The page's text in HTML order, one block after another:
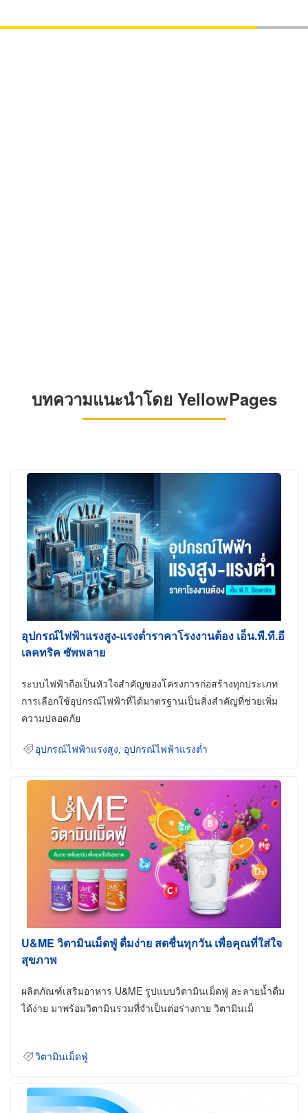
บทความแนะนำโดย YellowPages
อุปกรณ์ไฟฟ้าแรงสูง-แรงต่ำราคาโรงงานต้อง เอ็น.พี.ที.อี
เลคทริค ซัพพลาย
ระบบไฟฟ้าถือเป็นหัวใจสำคัญของโครงการก่อสร้างทุกประเภท
การเลือกใช้อุปกรณ์ไฟฟ้าที่ได้มาตรฐานเป็นสิ่งสำคัญที่ช่วยเพิ่ม
ความปลอดภัย
อุปกรณ์ไฟฟ้าแรงสูง อุปกรณ์ไฟฟ้าแรงต่ำ
U&ME วิตามินเม็ดฟู่ ดื่มง่าย สดชื่นทุกวัน เพื่อคุณที่ใส่ใจ
สุขภาพ
ผลิตภัณฑ์เสริมอาหาร U&ME รูปแบบวิตามินเม็ดฟู่ ละลายน้ำดื่ม
ได้ง่าย มาพร้อมวิตามินรวมที่จำเป็นต่อร่างกาย วิตามินเม็
วิตามินเม็ดฟู่